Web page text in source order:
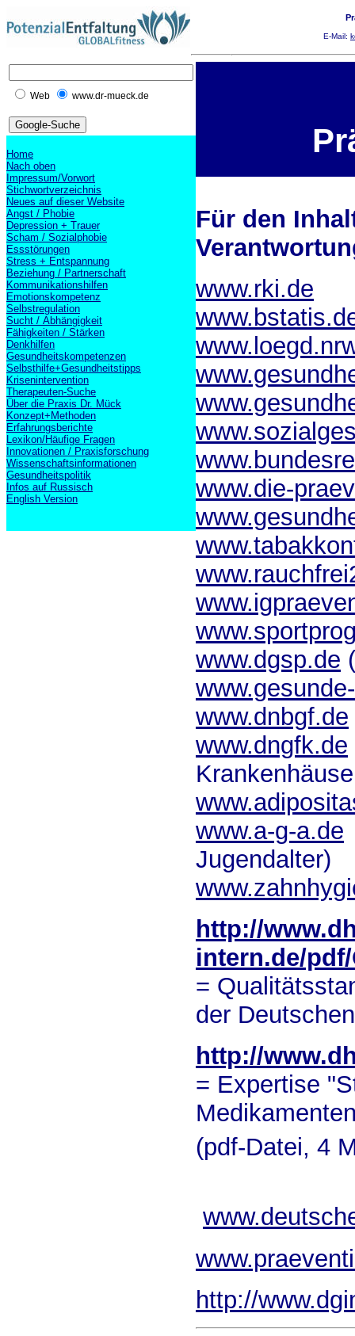
E-Mail:
Web www.dr-mueck.de
Home
Nach oben
Impressum/Vorwort
Stichwortverzeichnis
Neues auf dieser Website
Angst / Phobie
Depression + Trauer
Scham / Sozialphobie
Essstörungen
Stress + Entspannung
Beziehung / Partnerschaft
Kommunikationshilfen
Emotionskompetenz
Selbstregulation
Sucht / Abhängigkeit
Fähigkeiten / Stärken
Denkhilfen
Gesundheitskompetenzen
Selbsthilfe+Gesundheitstipps
Krisenintervention
Therapeuten-Suche
Über die Praxis Dr. Mück
Konzept+Methoden
Erfahrungsberichte
Lexikon/Häufige Fragen
Innovationen / Praxisforschung
Wissenschaftsinformationen
Gesundheitspolitik
Infos auf Russisch
English Version
Für den
www.rki.de
www.die-
www.dgsp.de
www.dnbgf.de
www.dngfk.de
www.a-g-a.de
Jugendalter)
http://
intern.de/
=
der
http://
= Expertise
(pdf-Datei, 4
http://